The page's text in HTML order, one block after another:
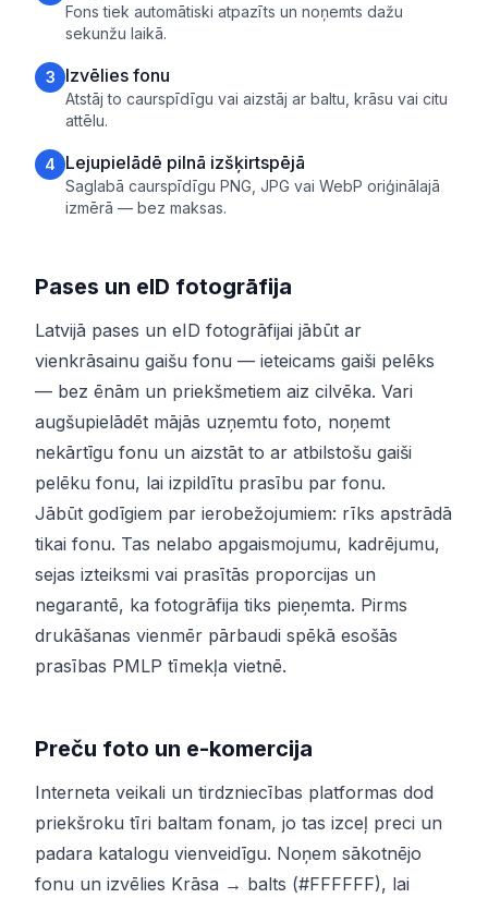
Fons tiek automātiski atpazīts un noņemts dažu
sekunžu laikā.
3 Izvēlies fonu
Atstāj to caurspīdīgu vai aizstāj ar baltu, krāsu vai citu
attēlu.
4 Lejupielādē pilnā izšķirtspējā
Saglabā caurspīdīgu PNG, JPG vai WebP oriģinālajā
izmērā — bez maksas.
Pases un eID fotogrāfija
Latvijā pases un eID fotogrāfijai jābūt ar
vienkrāsainu gaišu fonu — ieteicams gaiši pelēks
— bez ēnām un priekšmetiem aiz cilvēka. Vari
augšupielādēt mājās uzņemtu foto, noņemt
nekārtīgu fonu un aizstāt to ar atbilstošu gaiši
pelēku fonu, lai izpildītu prasību par fonu.
Jābūt godīgiem par ierobežojumiem: rīks apstrādā
tikai fonu. Tas nelabo apgaismojumu, kadrējumu,
sejas izteiksmi vai prasītās proporcijas un
negarantē, ka fotogrāfija tiks pieņemta. Pirms
drukāšanas vienmēr pārbaudi spēkā esošās
prasības PMLP tīmekļa vietnē.
Preču foto un e-komercija
Interneta veikali un tirdzniecības platformas dod
priekšroku tīri baltam fonam, jo tas izceļ preci un
padara katalogu vienveidīgu. Noņem sākotnējo
fonu un izvēlies Krāsa → balts (#FFFFFF), lai